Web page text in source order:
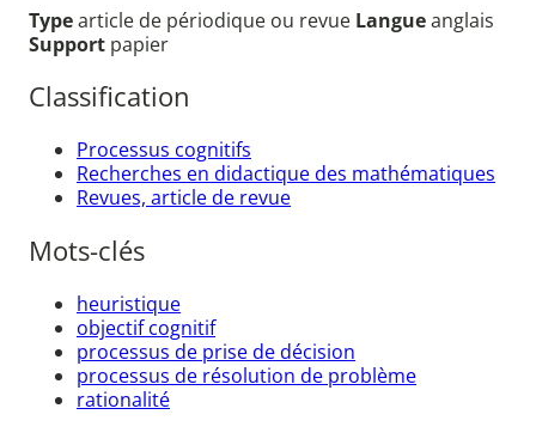
Typearticle de périodique ou revue Langueanglais
Support papier
Classification
Processus cognitifs
Recherches en didactique des mathématiques
Revues, article de revue
Mots-clés
heuristique
objectif cognitif
processus de prise de décision
processus de résolution de problème
rationalité